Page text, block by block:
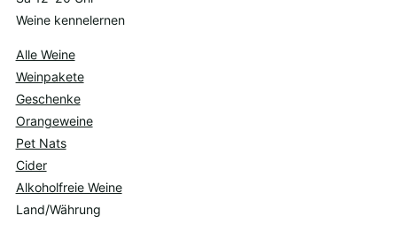
Weine kennelernen
Alle Weine
Weinpakete
Geschenke
Orangeweine
Pet Nats
Cider
Alkoholfreie Weine
Land/Währung